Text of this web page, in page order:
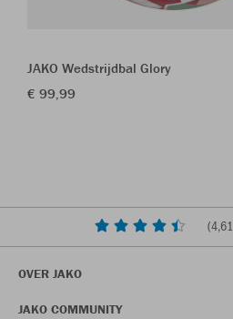
JAKO Wedstrijdbal Glory
€ 99,99
(4,61
OVER JAKO
JAKO COMMUNITY